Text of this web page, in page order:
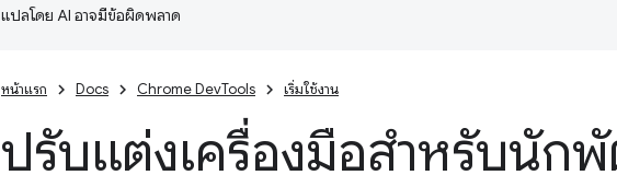
แปลโดย AI อาจมีข้อผิดพลาด
หน้าแรก Docs Chrome DevTools เริ่มใช้งาน
ปรับแต่งเครื่องมือสำหรับนัก